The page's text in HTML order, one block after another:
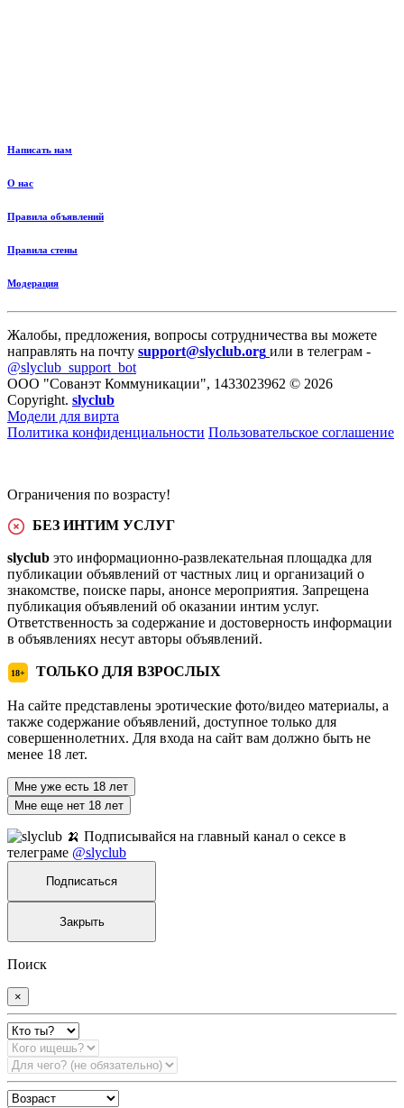
Написать нам
О нас
Правила объявлений
Правила стены
Модерация
Жалобы, предложения, вопросы сотрудничества вы можете
направлять на почту support@slyclub.org или в телеграм -
@slyclub_support_bot
ООО "Сованэт Коммуникации", 1433023962 © 2026
Copyright. slyclub
Модели для вирта
Политика конфиденциальности Пользовательское соглашение
Ограничения по возрасту!
БЕЗ ИНТИМ УСЛУГ
slyclub это информационно-развлекательная площадка для
публикации объявлений от частных лиц и организаций о
знакомстве, поиске пары, анонсе мероприятия. Запрещена
публикация объявлений об оказании интим услуг.
Ответственность за содержание и достоверность информации
в объявлениях несут авторы объявлений.
18+ ТОЛЬКО ДЛЯ ВЗРОСЛЫХ
На сайте представлены эротические фото/видео материалы, а
также содержание объявлений, доступное только для
совершеннолетних. Для входа на сайт вам должно быть не
менее 18 лет.
Мне уже есть 18 лет
Мне еще нет 18 лет
🍌 Подписывайся на главный канал о сексе в
телеграме @slyclub
Подписаться
Закрыть
Поиск
×